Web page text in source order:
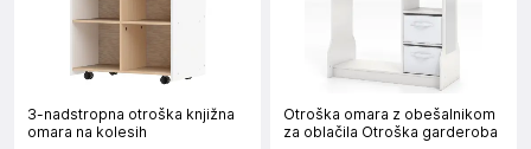
3-nadstropna otroška knjižna
omara na kolesih
Otroška omara z obešalnikom
za oblačila Otroška garderoba